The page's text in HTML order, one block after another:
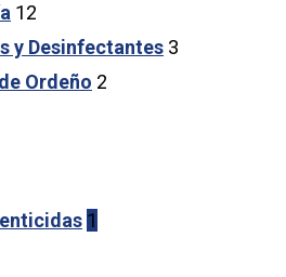
12
y Desinfectantes 3
Ordeño 2
1